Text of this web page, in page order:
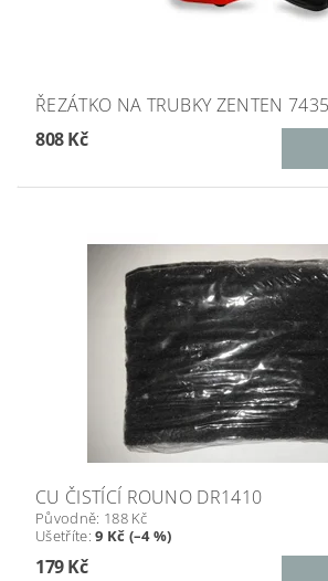
ŘEZÁTKO NA TRUBKY ZENTEN
808 Kč
CU ČISTÍCÍ ROUNO DR1410
Původně: 188 Kč
Ušetříte:9 Kč (–4 %)
179 Kč